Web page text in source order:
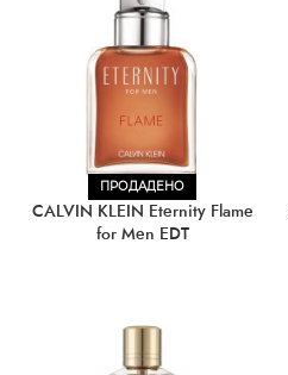
ПРОДАДЕНО
CALVIN KLEIN Eternity Flame
for Men EDT